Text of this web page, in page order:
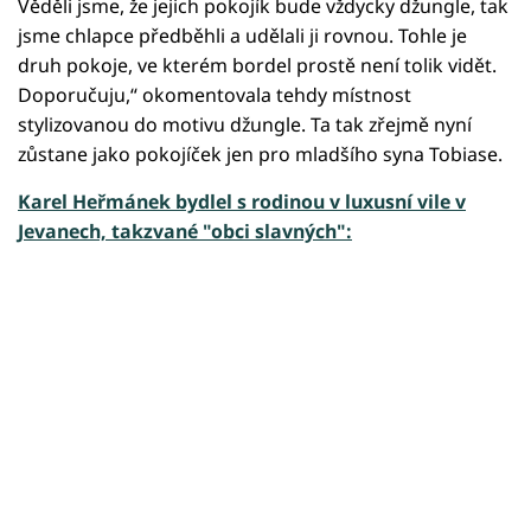
Věděli jsme, že jejich pokojík bude vždycky džungle, tak
jsme chlapce předběhli a udělali ji rovnou. Tohle je
druh pokoje, ve kterém bordel prostě není tolik vidět.
Doporučuju,“ okomentovala tehdy místnost
stylizovanou do motivu džungle. Ta tak zřejmě nyní
zůstane jako pokojíček jen pro mladšího syna Tobiase.
Karel Heřmánek bydlel s rodinou v luxusní vile v
Jevanech, takzvané "obci slavných":